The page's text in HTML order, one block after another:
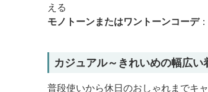
える
モノトーンまたはワントーンコーデ
カジュアル～きれいめの幅広
普段使いから休日のおしゃれまでキ